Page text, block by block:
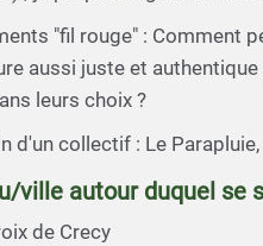
"fil rouge" : Comment
aussi juste et
leurs choix ?
d'un collectif : Le
ville autour duquel se
de Crecy